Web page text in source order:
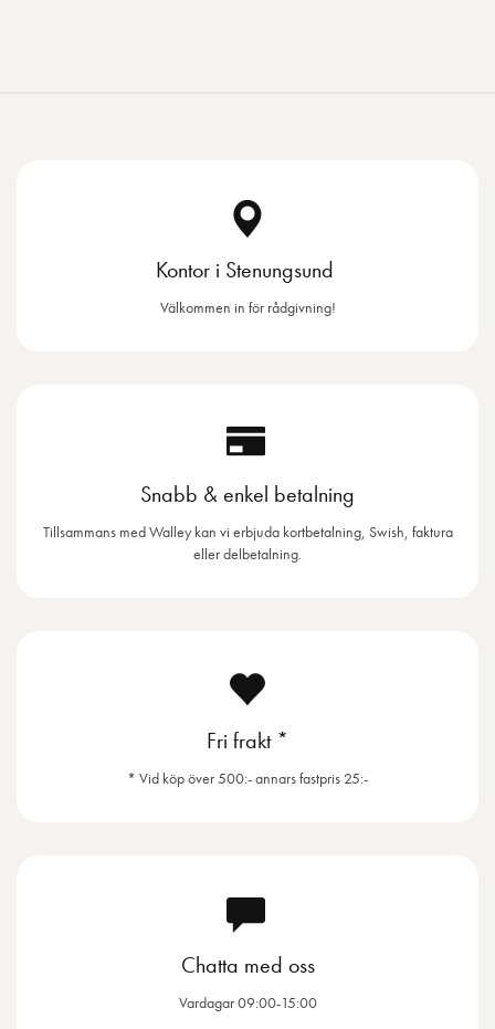
Kontor i Stenungsund
Välkommen in för rådgivning!
Snabb & enkel betalning
Tillsammans med Walley kan vi erbjuda kortbetalning, Swish, faktura
eller delbetalning.
Fri frakt *
* Vid köp över 500:- annars fastpris 25:-
Chatta med oss
Vardagar 09:00-15:00